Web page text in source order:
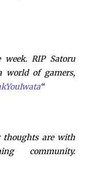
RIP Satoru
world of gamers,
“
thoughts are with
community.